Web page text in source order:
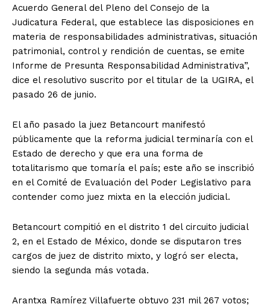
Acuerdo General del Pleno del Consejo de la
Judicatura Federal, que establece las disposiciones en
materia de responsabilidades administrativas, situación
patrimonial, control y rendición de cuentas, se emite
Informe de Presunta Responsabilidad Administrativa”,
dice el resolutivo suscrito por el titular de la UGIRA, el
pasado 26 de junio.
El año pasado la juez Betancourt manifestó
públicamente que la reforma judicial terminaría con el
Estado de derecho y que era una forma de
totalitarismo que tomaría el país; este año se inscribió
en el Comité de Evaluación del Poder Legislativo para
contender como juez mixta en la elección judicial.
Betancourt compitió en el distrito 1 del circuito judicial
2, en el Estado de México, donde se disputaron tres
cargos de juez de distrito mixto, y logró ser electa,
siendo la segunda más votada.
Arantxa Ramírez Villafuerte obtuvo 231 mil 267 votos;